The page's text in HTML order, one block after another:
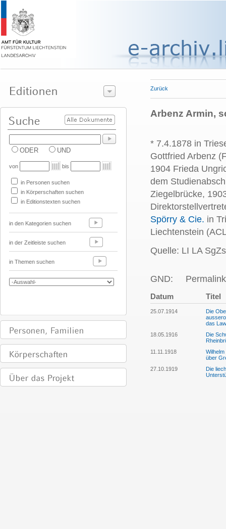
ODER UND
von bis
in Personen suchen
in Körperschaften suchen
in Editionstexten suchen
in den Kategorien suchen
in der Zeitleiste suchen
in Themen suchen
Zurück
Arbenz Armin,
* 7.4.1878 in
Gottfried Arbenz (
1904 Frieda
dem
Ziegelbrücke,
Spörry & Cie. in
Liechtenstein
Quelle: LI LA
GND:
Datum Titel
25.07.1914
Die
das
18.05.1916
Die
11.11.1918
über
27.10.1919
Die